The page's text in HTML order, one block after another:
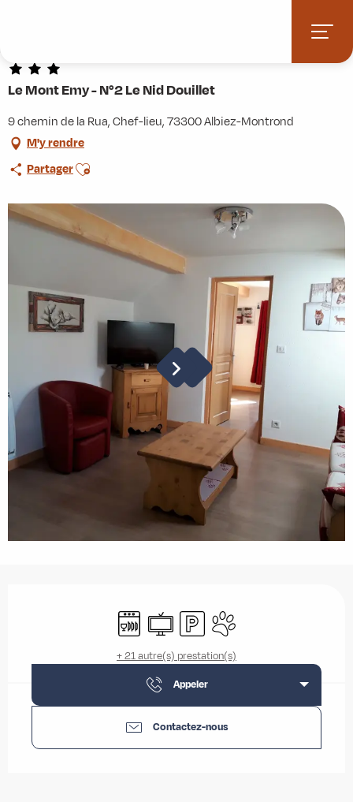
principal
Le Mont Emy - N°2 Le Nid Douillet
9 chemin de la Rua, Chef-lieu, 73300 Albiez-Montrond
M'y rendre
PartagerAjouter aux favoris
Lave vaisselle
TélévisionParkingAnimaux acceptés
+ 21 autre(s) prestation(s)
Appeler
Contactez-nous